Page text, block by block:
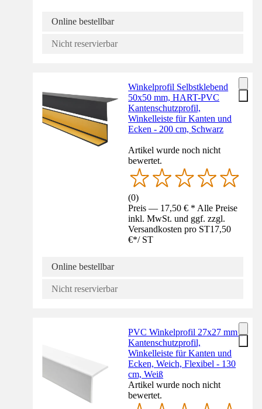
Online bestellbar
Nicht reservierbar
Winkelprofil Selbstklebend
50x50 mm, HART-PVC
Kantenschutzprofil,
Winkelleiste für Kanten und
Ecken - 200 cm, Schwarz
Artikel wurde noch nicht
bewertet.
(0)
Preis — 17,50 € * Alle Preise
inkl. MwSt. und ggf. zzgl.
Versandkosten pro ST17,50
€*/ ST
Online bestellbar
Nicht reservierbar
PVC Winkelprofil 27x27 mm -
Kantenschutzprofil,
Winkelleiste für Kanten und
Ecken, Weich, Flexibel - 130
cm, Weiß
Artikel wurde noch nicht
bewertet.